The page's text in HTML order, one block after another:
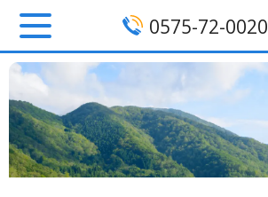
0575-72-0020